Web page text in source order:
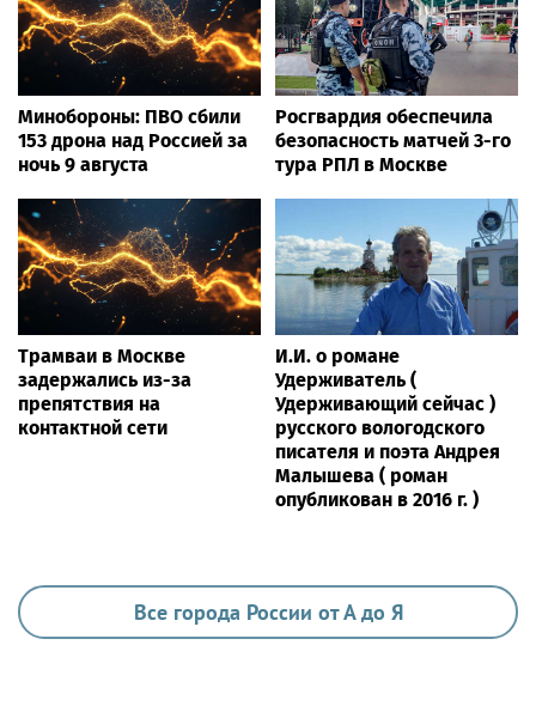
Минобороны: ПВО сбили
153 дрона над Россией за
ночь 9 августа
Росгвардия обеспечила
безопасность матчей 3-го
тура РПЛ в Москве
Трамваи в Москве
задержались из-за
препятствия на
контактной сети
И.И. о романе
Удерживатель (
Удерживающий сейчас )
русского вологодского
писателя и поэта Андрея
Малышева ( роман
опубликован в 2016 г. )
Все города России от А до Я